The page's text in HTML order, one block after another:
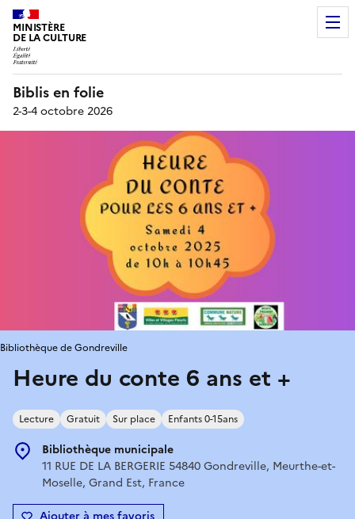
MINISTÈRE
DE LA CULTURE
Biblis en folie
2-3-4 octobre 2026
Heure du conte 6 ans et +
Lecture Gratuit Sur place Enfants 0-15ans
Bibliothèque municipale
11 RUE DE LA BERGERIE 54840 Gondreville, Meurthe-et-
Moselle, Grand Est, France
Bibliothèque de Gondreville